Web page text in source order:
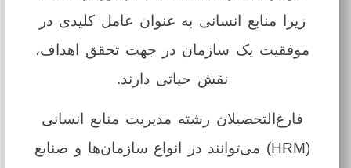
زیرا منابع انسانی به عنوان عامل کلیدی در
موفقیت یک سازمان در جهت تحقق اهداف،
نقش حیاتی دارند.
فارغ‌التحصیلان رشته مدیریت منابع انسانی
(HRM) می‌توانند در انواع سازمان‌ها و صنایع